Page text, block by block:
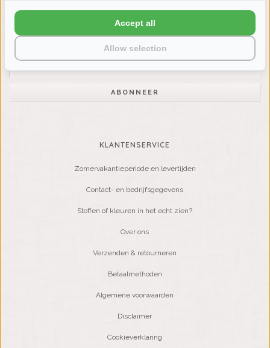
NIEUWSBRIEF
Wilt u op de hoogte blijven?
ABONNEER
KLANTENSERVICE
Zomervakantieperiode en levertijden
Contact- en bedrijfsgegevens
Stoffen of kleuren in het echt zien?
Over ons
Verzenden & retourneren
Betaalmethoden
Algemene voorwaarden
Disclaimer
Cookieverklaring
Allow selection
Accept all